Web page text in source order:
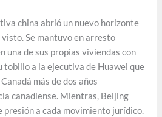
china abrió un nuevo horizonte
Se mantuvo en arresto
una de sus propias viviendas con
tobillo a la ejecutiva de Huawei que
más de dos años
canadiense. Mientras, Beijing
presión a cada movimiento jurídico.